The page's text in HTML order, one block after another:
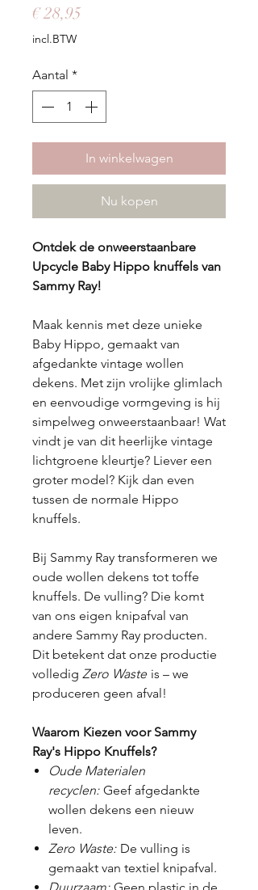
€ 28,95
incl.BTW
Aantal *
In winkelwagen
Nu kopen
Ontdek de onweerstaanbare
Upcycle Baby Hippo knuffels van
Sammy Ray!
Maak kennis met deze unieke
Baby Hippo, gemaakt van
afgedankte vintage wollen
dekens. Met zijn vrolijke glimlach
en eenvoudige vormgeving is hij
simpelweg onweerstaanbaar! Wat
vindt je van dit heerlijke vintage
lichtgroene kleurtje? Liever een
groter model? Kijk dan even
tussen de normale Hippo
knuffels.
Bij Sammy Ray transformeren we
oude wollen dekens tot toffe
knuffels. De vulling? Die komt
van ons eigen knipafval van
andere Sammy Ray producten.
Dit betekent dat onze productie
volledig Zero Waste is – we
produceren geen afval!
Waarom Kiezen voor Sammy
Ray's Hippo Knuffels?
Oude Materialen
recyclen: Geef afgedankte
wollen dekens een nieuw
leven.
Zero Waste: De vulling is
gemaakt van textiel knipafval.